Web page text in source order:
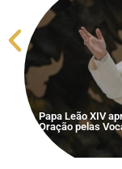
Papa Leão XIV
Oração pelas